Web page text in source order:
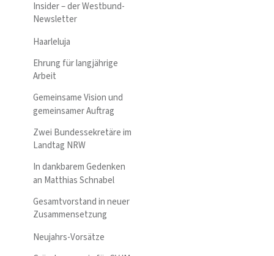
Insider – der Westbund-
Newsletter
Haarleluja
Ehrung für langjährige
Arbeit
Gemeinsame Vision und
gemeinsamer Auftrag
Zwei Bundessekretäre im
Landtag NRW
In dankbarem Gedenken
an Matthias Schnabel
Gesamtvorstand in neuer
Zusammensetzung
Neujahrs-Vorsätze